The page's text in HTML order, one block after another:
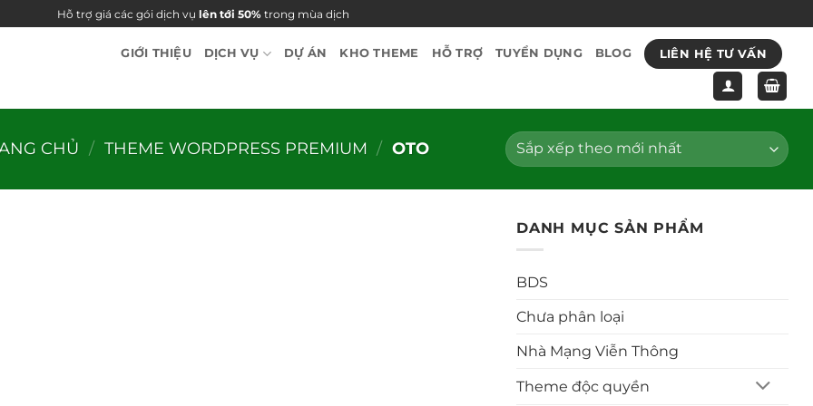
Hỗ trợ giá các gói dịch vụ lên tới 50% trong mùa dịch
GIỚI THIỆU DỊCH VỤ DỰ ÁN KHO THEME HỖ TRỢ TUYỂN DỤNG BLOG LIÊN HỆ TƯ VẤN
CHỦ / THEME WORDPRESS PREMIUM / OTO
DANH MỤC SẢN PHẨM
BDS
Chưa phân loại
Nhà Mạng Viễn Thông
Theme độc quyền